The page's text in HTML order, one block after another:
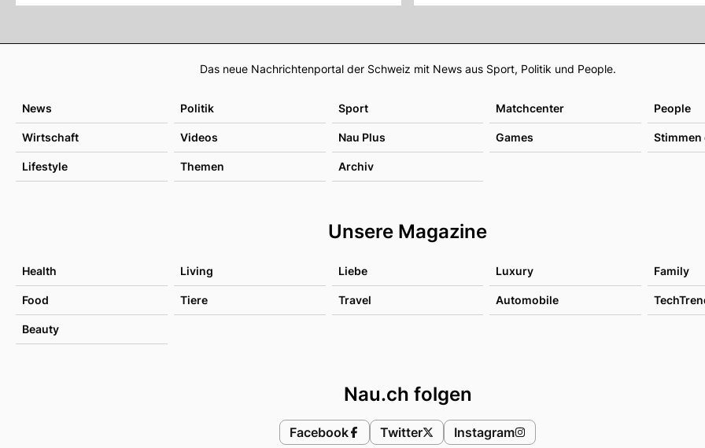
Footer
Das neue Nachrichtenportal der Schweiz mit News aus Sport, Politik und People.
News Politik Sport Matchcenter People
Wirtschaft Videos Nau Plus Games Stimmen
Lifestyle Themen Archiv
Unsere Magazine
Health Living Liebe Luxury Family
Food Tiere Travel Automobile
Beauty
Nau.ch folgen
Facebook Twitter Instagram